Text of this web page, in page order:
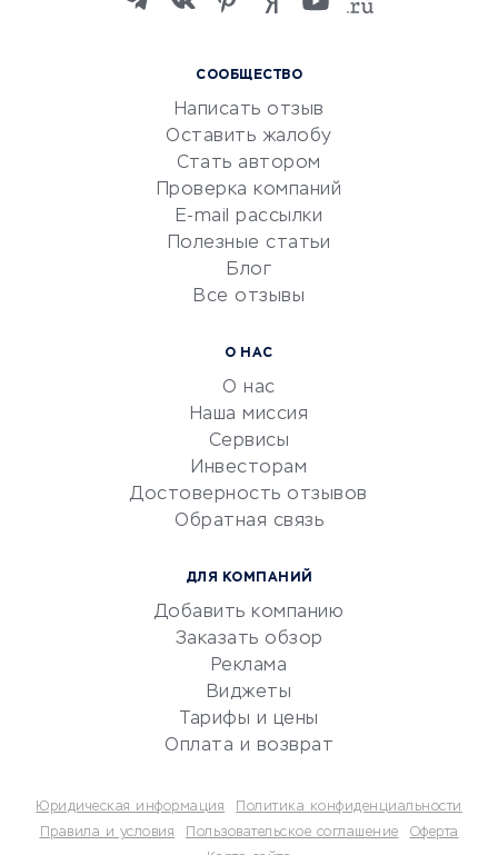
Маркетинг и продажи
Репетиторство
Красота и здоровье
Сервисы по поиску работы
Сетевой маркетинг
УСЛУГИ ДЛЯ БИЗНЕСА
документооборот
Юридические компании
Бухгалтерия онлайн
Потребительские кредиты
СООБЩЕСТВО
Написать отзыв
Оставить жалобу
Стать автором
Проверка компаний
E-mail рассылки
Полезные статьи
Блог
Все отзывы
О НАС
О нас
Наша миссия
Сервисы
Инвесторам
Достоверность отзывов
Обратная связь
ДЛЯ КОМПАНИЙ
Добавить компанию
Заказать обзор
Реклама
Виджеты
Тарифы и цены
Оплата и возврат
Юридическая информация
Политика конфиденциальности
Правила и условия
Пользовательское соглашение
Оферта